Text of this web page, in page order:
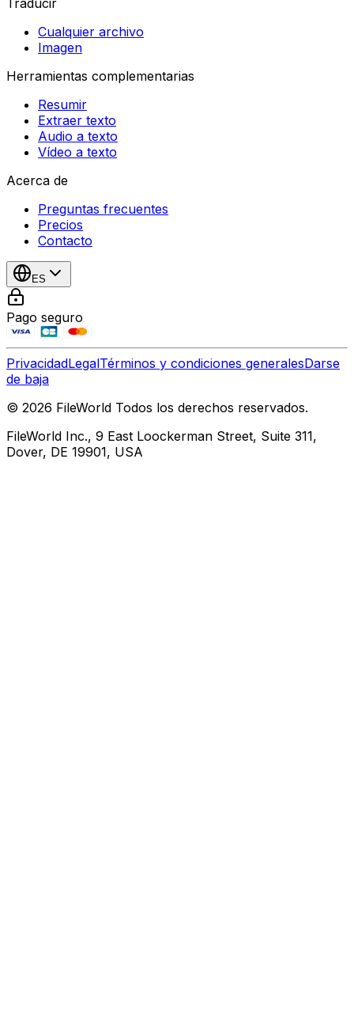
Cualquier archivo
Imagen
Herramientas complementarias
Resumir
Extraer texto
Audio a texto
Vídeo a texto
Acerca de
Preguntas frecuentes
Precios
Contacto
ES
Pago seguro
PrivacidadLegalTérminos y condiciones generalesDarse
de baja
© 2026 FileWorld Todos los derechos reservados.
FileWorld Inc., 9 East Loockerman Street, Suite 311,
Dover, DE 19901, USA